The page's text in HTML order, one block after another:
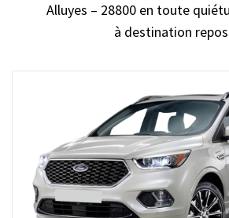
Alluyes – 28800 en toute
à destination